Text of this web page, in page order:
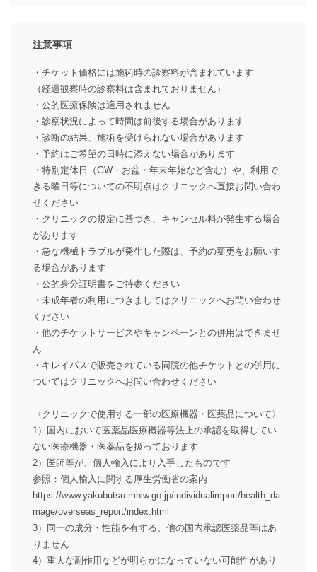
注意事項
・チケット価格には施術時の診察料が含まれています
（経過観察時の診察料は含まれておりません）
・公的医療保険は適用されません
・診察状況によって時間は前後する場合があります
・診断の結果、施術を受けられない場合があります
・予約はご希望の日時に添えない場合があります
・特別定休日（GW・お盆・年末年始など含む）や、利用で
きる曜日等についての不明点はクリニックへ直接お問い合わ
せください
・クリニックの規定に基づき、キャンセル料が発生する場合
があります
・急な機械トラブルが発生した際は、予約の変更をお願いす
る場合があります
・公的身分証明書をご持参ください
・未成年者の利用につきましてはクリニックへお問い合わせ
ください
・他のチケットサービスやキャンペーンとの併用はできませ
ん
・キレイパスで販売されている同院の他チケットとの併用に
ついてはクリニックへお問い合わせください
〈クリニックで使用する一部の医療機器・医薬品について〉
1）国内において医薬品医療機器等法上の承認を取得してい
ない医療機器・医薬品を扱っております
2）医師等が、個人輸入により入手したものです
参照：個人輸入に関する厚生労働省の案内
https://www.yakubutsu.mhlw.go.jp/individualimport/health_da
mage/overseas_report/index.html
3）同一の成分・性能を有する、他の国内承認医薬品等はあ
りません
4）重大な副作用などが明らかになっていない可能性があり